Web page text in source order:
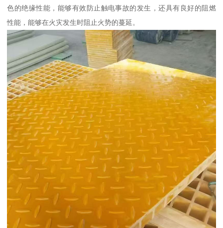
色的绝缘性能，能够有效防止触电事故的发生，还具有良好的阻燃
性能，能够在火灾发生时阻止火势的蔓延。